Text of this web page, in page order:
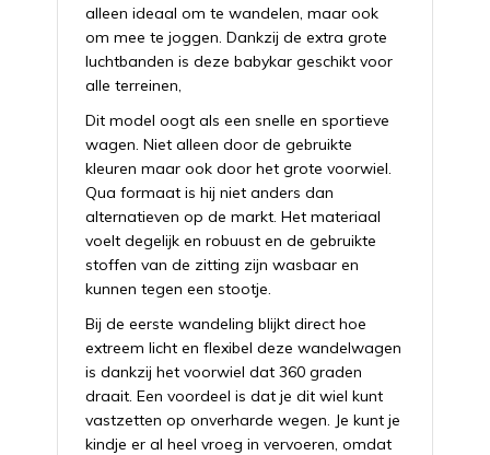
alleen ideaal om te wandelen, maar ook
om mee te joggen. Dankzij de extra grote
luchtbanden is deze babykar geschikt voor
alle terreinen,
Dit model oogt als een snelle en sportieve
wagen. Niet alleen door de gebruikte
kleuren maar ook door het grote voorwiel.
Qua formaat is hij niet anders dan
alternatieven op de markt. Het materiaal
voelt degelijk en robuust en de gebruikte
stoffen van de zitting zijn wasbaar en
kunnen tegen een stootje.
Bij de eerste wandeling blijkt direct hoe
extreem licht en flexibel deze wandelwagen
is dankzij het voorwiel dat 360 graden
draait. Een voordeel is dat je dit wiel kunt
vastzetten op onverharde wegen. Je kunt je
kindje er al heel vroeg in vervoeren, omdat